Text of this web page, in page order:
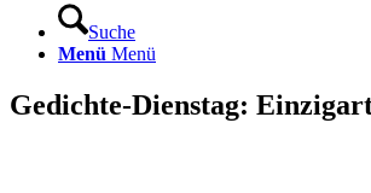
Suche
Menü Menü
Gedichte-Dienstag: